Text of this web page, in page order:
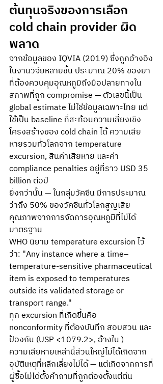
ต้นทุนจริงของการเลือก
cold chain provider ผิด
พลาด
จากข้อมูลของ IQVIA (2019) ซึ่งถูกอ้างอิง
ในงานวิจัยหลายชิ้น ประมาณ 20% ของยา
ที่ต้องควบคุมอุณหภูมิถึงมือปลายทางใน
สภาพที่ถูก compromise — ตัวเลขนี้เป็น
global estimate ไม่ใช่ข้อมูลเฉพาะไทย แต่
ใช้เป็น baseline ที่สะท้อนความเสี่ยงเชิง
โครงสร้างของ cold chain ได้ ความเสีย
หายรวมทั่วโลกจาก temperature
excursion, สินค้าเสียหาย และค่า
compliance penalties อยู่ที่ราว USD 35
billion ต่อปี
ยิ่งกว่านั้น — ในกลุ่มวัคซีน มีการประมาณ
ว่าถึง 50% ของวัคซีนทั่วโลกสูญเสีย
คุณภาพจากการจัดการอุณหภูมิที่ไม่ได้
มาตรฐาน
WHO นิยาม temperature excursion ไว้
ว่า: "Any instance where a time–
temperature-sensitive pharmaceutical
item is exposed to temperatures
outside its validated storage or
transport range."
ทุก excursion ที่เกิดขึ้นคือ
nonconformity ที่ต้องบันทึก สอบสวน และ
ป้องกัน (USP <1079.2>, อ้างใน )
ความเสียหายเหล่านี้ส่วนใหญ่ไม่ได้เกิดจาก
อุบัติเหตุที่หลีกเลี่ยงไม่ได้ — แต่เกิดจากการที่
ผู้ซื้อไม่ได้ตั้งคำถามที่ถูกต้องตั้งแต่ต้น